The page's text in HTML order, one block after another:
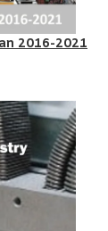
2016-2021